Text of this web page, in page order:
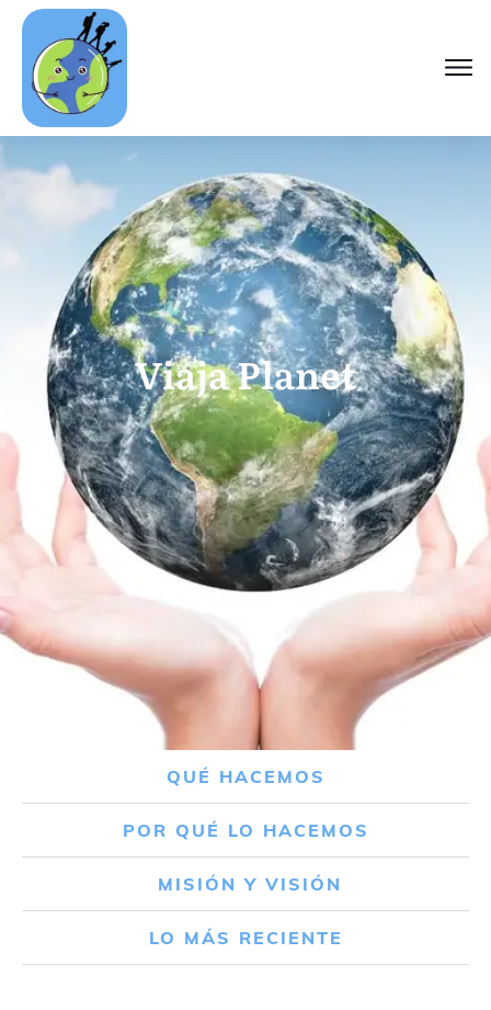
Viaja Planet
QUÉ HACEMOS
POR QUÉ LO HACEMOS
MISIÓN Y VISIÓN
LO MÁS RECIENTE